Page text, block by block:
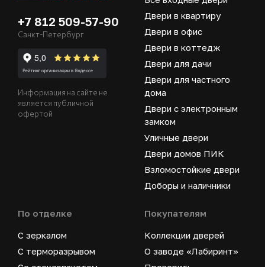
+7 812 509-57-90
Санкт-Петербург
Информация на сайте не
является публичной
офертой
Двери в квартиру
Двери в офис
Двери в коттедж
Двери для дачи
Двери для частного
дома
Двери с электронным
замком
Уличные двери
Двери домов ПИК
Взломостойкие двери
Доборы и наличники
По отделке
С зеркалом
С терморазрывом
Покупателям
Коллекции дверей
О заводе «Лабиринт»